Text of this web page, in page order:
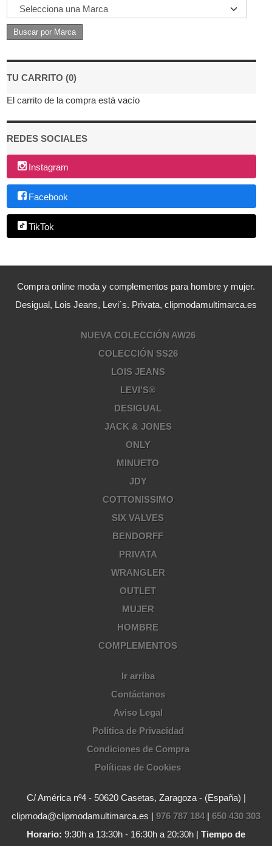
TU CARRITO (0)
El carrito de la compra está vacío
REDES SOCIALES
Instagram
Facebook
TikTok
Compra online moda y complementos para hombre y mujer.
Desigual, Lois Jeans, Levi´s. Privata, clipmodamultimarca.es
NUEVA COLECCIÓN AW26
COLECCIÓN SS26
LOIS JEANS
LEVI'S®
DESIGUAL
JACK & JONES
ONLY
MINUETO
JDY
COTTONISSIMO
SIX VALVES
BENDORFF
PRIVATA
WRANGLER
OUTLET
MUJER
HOMBRE
COMPLEMENTOS
Ir arriba
Contáctanos
Aviso Legal
Política de Privacidad
Condiciones de Compra
Políticas de Cookies
C/ América nº4 - 50620 Casetas, Zaragoza - (España) |
clipmoda@clipmodamultimarca.es | 976 787 184| 650 430 303
Horario: 9:30h a 13:30h - 16:30h a 20:30h | Tiempo de